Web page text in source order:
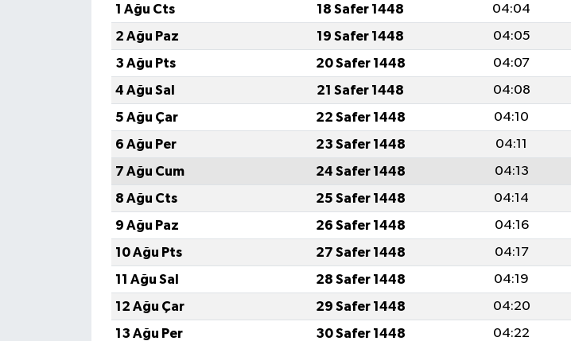
1 Ağu Cts
18 Safer 1448 04:04
2 Ağu Paz
19 Safer 1448 04:05
3 Ağu Pts
20 Safer 1448 04:07
4 Ağu Sal
21 Safer 1448 04:08
5 Ağu Çar
22 Safer 1448 04:10
6 Ağu Per
23 Safer 1448 04:11
7 Ağu Cum
24 Safer 1448 04:13
8 Ağu Cts
25 Safer 1448 04:14
9 Ağu Paz
26 Safer 1448 04:16
10 Ağu Pts
27 Safer 1448 04:17
11 Ağu Sal
28 Safer 1448 04:19
12 Ağu Çar
29 Safer 1448 04:20
13 Ağu Per
30 Safer 1448 04:22